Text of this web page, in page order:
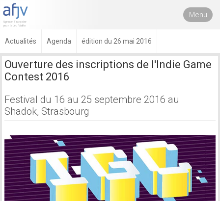
Menu
Actualités Agenda édition du 26 mai 2016
Ouverture des inscriptions de l'Indie Game
Contest 2016
Festival du 16 au 25 septembre 2016 au
Shadok, Strasbourg